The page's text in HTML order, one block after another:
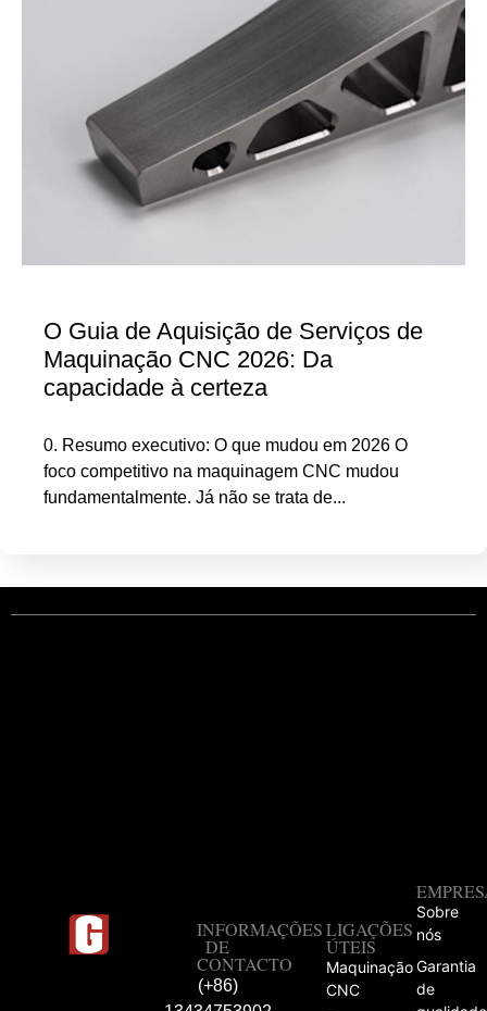
O Guia de Aquisição de Serviços de
Maquinação CNC 2026: Da
capacidade à certeza
0. Resumo executivo: O que mudou em 2026 O
foco competitivo na maquinagem CNC mudou
fundamentalmente. Já não se trata de...
INFORMAÇÕES
DE
CONTACTO
(+86)
LIGAÇÕES
ÚTEIS
Maquinação
CNC
Sobre
nós
Garantia
de